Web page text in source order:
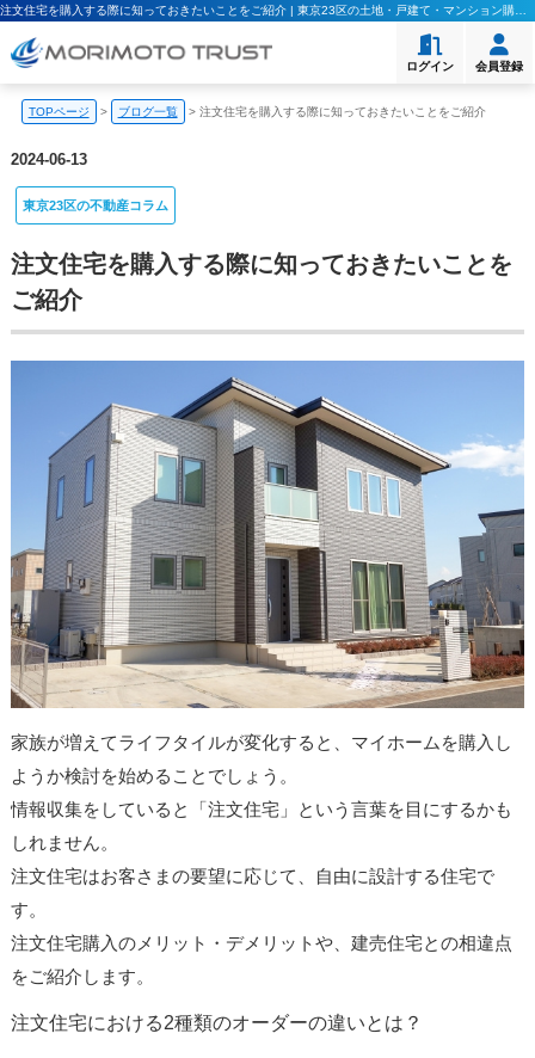
ログイン 会員登録
TOPページ > ブログ一覧 > 注文住宅を購入する際に知っておきたいことをご紹介
2024-06-13
東京23区の不動産コラム
注文住宅を購入する際に知っておきたいことを
ご紹介
家族が増えてライフタイルが変化すると、マイホームを購入し
ようか検討を始めることでしょう。
情報収集をしていると「注文住宅」という言葉を目にするかも
しれません。
注文住宅はお客さまの要望に応じて、自由に設計する住宅で
す。
注文住宅購入のメリット・デメリットや、建売住宅との相違点
をご紹介します。
注文住宅における2種類のオーダーの違いとは？